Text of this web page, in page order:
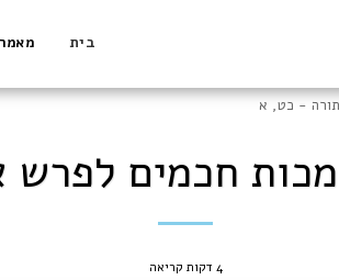
בית
- כט, א
חכמים
4 דקות קריאה